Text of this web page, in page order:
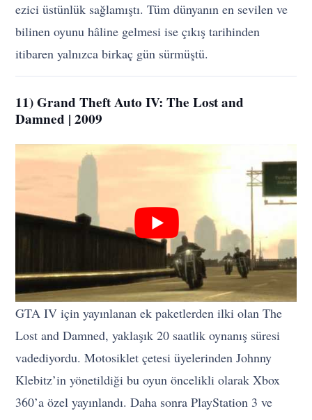
ezici üstünlük sağlamıştı. Tüm dünyanın en sevilen ve
bilinen oyunu hâline gelmesi ise çıkış tarihinden
itibaren yalnızca birkaç gün sürmüştü.
11) Grand Theft Auto IV: The Lost and
Damned | 2009
GTA IV için yayınlanan ek paketlerden ilki olan The
Lost and Damned, yaklaşık 20 saatlik oynanış süresi
vadediyordu. Motosiklet çetesi üyelerinden Johnny
Klebitz’in yönetildiği bu oyun öncelikli olarak Xbox
360’a özel yayınlandı. Daha sonra PlayStation 3 ve